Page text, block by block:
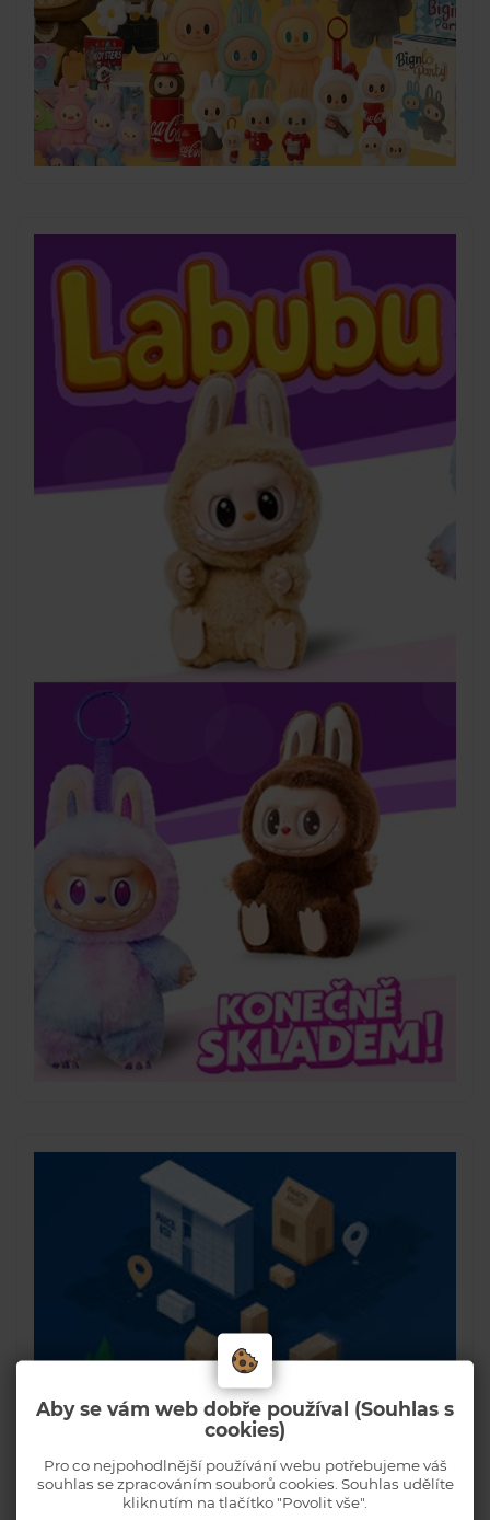
Aby se vám web dobře používal (Souhlas s
cookies)
Pro co nejpohodlnější používání webu potřebujeme váš
souhlas se zpracováním souborů cookies. Souhlas udělíte
kliknutím na tlačítko "Povolit vše".